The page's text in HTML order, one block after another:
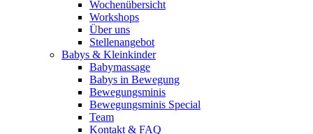
Wochenübersicht
Workshops
Über uns
Stellenangebot
Babys & Kleinkinder
Babymassage
Babys in Bewegung
Bewegungsminis
Bewegungsminis Special
Team
Kontakt & FAQ